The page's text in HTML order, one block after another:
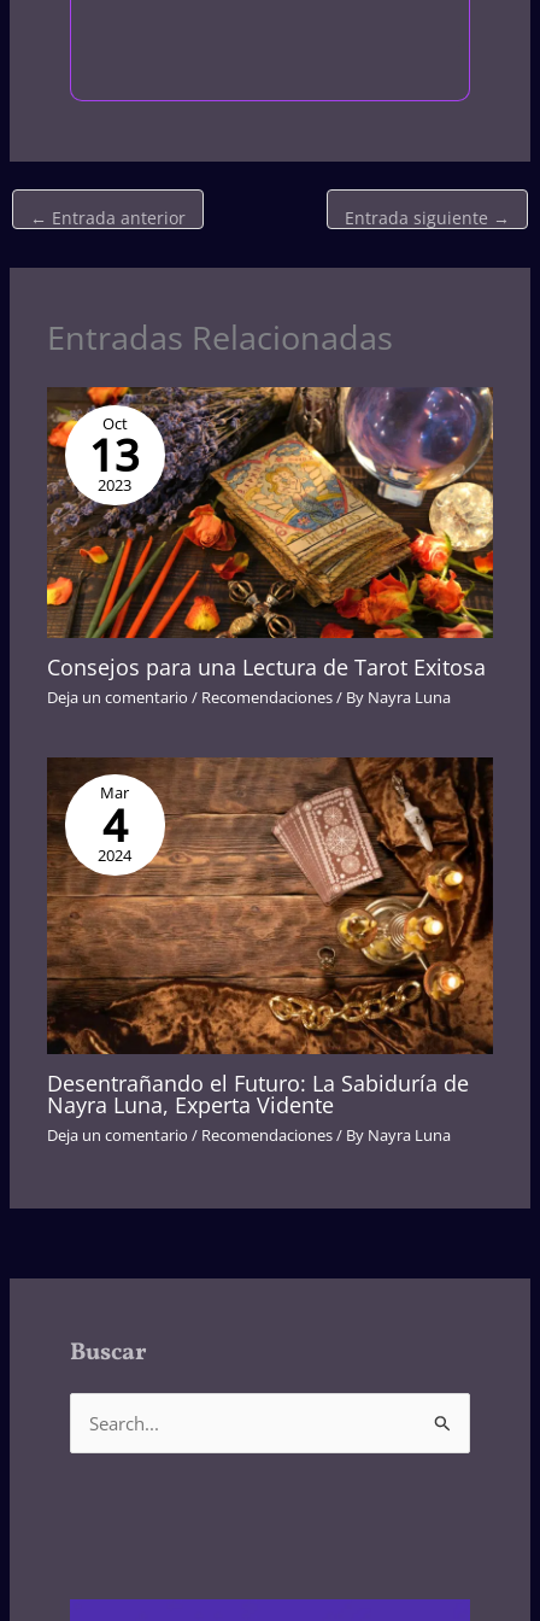
← Entrada anterior Entrada siguiente →
Entradas Relacionadas
Oct
13
2023
Consejos para una Lectura de Tarot Exitosa
Deja un comentario / Recomendaciones/ By Nayra Luna
Mar
4
2024
Desentrañando el Futuro: La Sabiduría de
Nayra Luna, Experta Vidente
Deja un comentario / Recomendaciones/ By Nayra Luna
Buscar
u
r